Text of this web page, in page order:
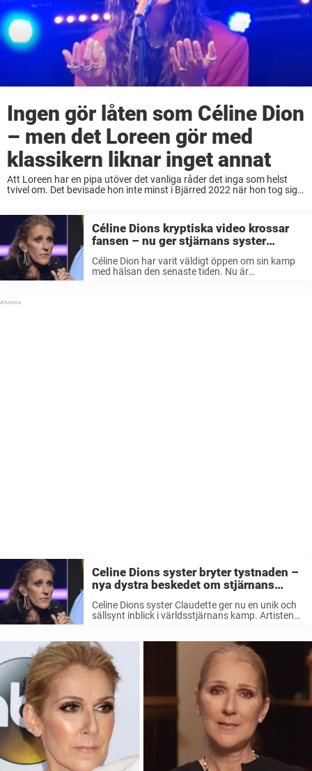
Ingen gör låten som Céline Dion
– men det Loreen gör med
klassikern liknar inget annat
Att Loreen har en pipa utöver det vanliga råder det inga som helst
tvivel om. Det bevisade hon inte minst i Bjärred 2022 när hon tog sig
Céline Dions kryptiska video krossar
fansen – nu ger stjärnans syster
sorglig uppdatering
Céline Dion har varit väldigt öppen om sin kamp
med hälsan den senaste tiden. Nu är
Celine Dions syster bryter tystnaden –
nya dystra beskedet om stjärnans
kamp
Celine Dions syster Claudette ger nu en unik och
sällsynt inblick i världsstjärnans kamp. Artisten
om en av världens mest kända sångerskor, ...